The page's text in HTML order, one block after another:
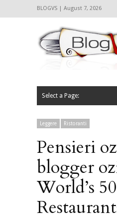
BLOGVS | August 7, 2026
Select a Page:
Leggere Ristoranti
Pensieri
blogger
World’s